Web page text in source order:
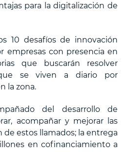
para la digitalización de
10 desafíos de innovación
empresas con presencia en
que buscarán resolver
se viven a diario por
la zona.
del desarrollo de
acompañar y mejorar las
de estos llamados; la entrega
en cofinanciamiento a